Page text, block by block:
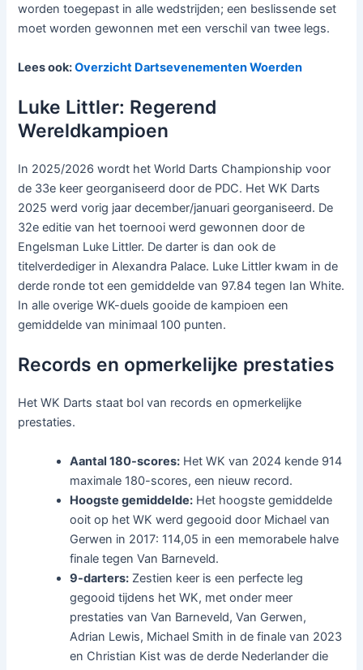
worden toegepast in alle wedstrijden; een beslissende set
moet worden gewonnen met een verschil van twee legs.
Lees ook:Overzicht Dartsevenementen Woerden
Luke Littler: Regerend
Wereldkampioen
In 2025/2026 wordt het World Darts Championship voor
de 33e keer georganiseerd door de PDC. Het WK Darts
2025 werd vorig jaar december/januari georganiseerd. De
32e editie van het toernooi werd gewonnen door de
Engelsman Luke Littler. De darter is dan ook de
titelverdediger in Alexandra Palace. Luke Littler kwam in de
derde ronde tot een gemiddelde van 97.84 tegen Ian White.
In alle overige WK-duels gooide de kampioen een
gemiddelde van minimaal 100 punten.
Records en opmerkelijke prestaties
Het WK Darts staat bol van records en opmerkelijke
prestaties.
Aantal 180-scores: Het WK van 2024 kende 914
maximale 180-scores, een nieuw record.
Hoogste gemiddelde: Het hoogste gemiddelde
ooit op het WK werd gegooid door Michael van
Gerwen in 2017: 114,05 in een memorabele halve
finale tegen Van Barneveld.
9-darters: Zestien keer is een perfecte leg
gegooid tijdens het WK, met onder meer
prestaties van Van Barneveld, Van Gerwen,
Adrian Lewis, Michael Smith in de finale van 2023
en Christian Kist was de derde Nederlander die